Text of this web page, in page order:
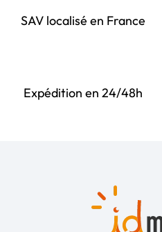
SAV localisé en France
Expédition en 24/48h